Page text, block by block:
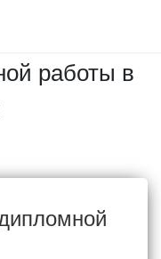
работы в